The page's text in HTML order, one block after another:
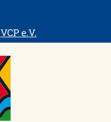
VCP e.V.